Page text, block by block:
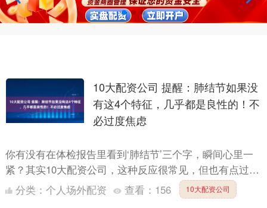
10大配资公司 提醒：肺结节如果没
有这4个特征，几乎都是良性的！不
必过度焦虑
你有没有在体检报告里看到‘肺结节’三个字，瞬间心里一
紧？其实10大配资公司，这种反应很常见，但也有点过
度。因为绝大多数情况下，这个发现并不等同于严重问
题。很多人....
分类： 个人场外配资 查看： 156 10大配资公司